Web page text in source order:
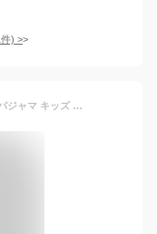
件) >
＼最大15%OFFクーポン／【楽天1位】パジャマ キッズ 長袖 子供 寝巻き ルームウェア 綿100 ジュニア 男の子 女の子 上下セット 長袖パジャマ 寝巻 こども ベビー 春 秋 冬 かわいい おしゃれ 90 100 110 120 130 140 150 160